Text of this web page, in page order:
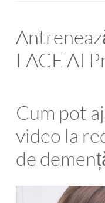
LACE AI
Cum pot
video la
de